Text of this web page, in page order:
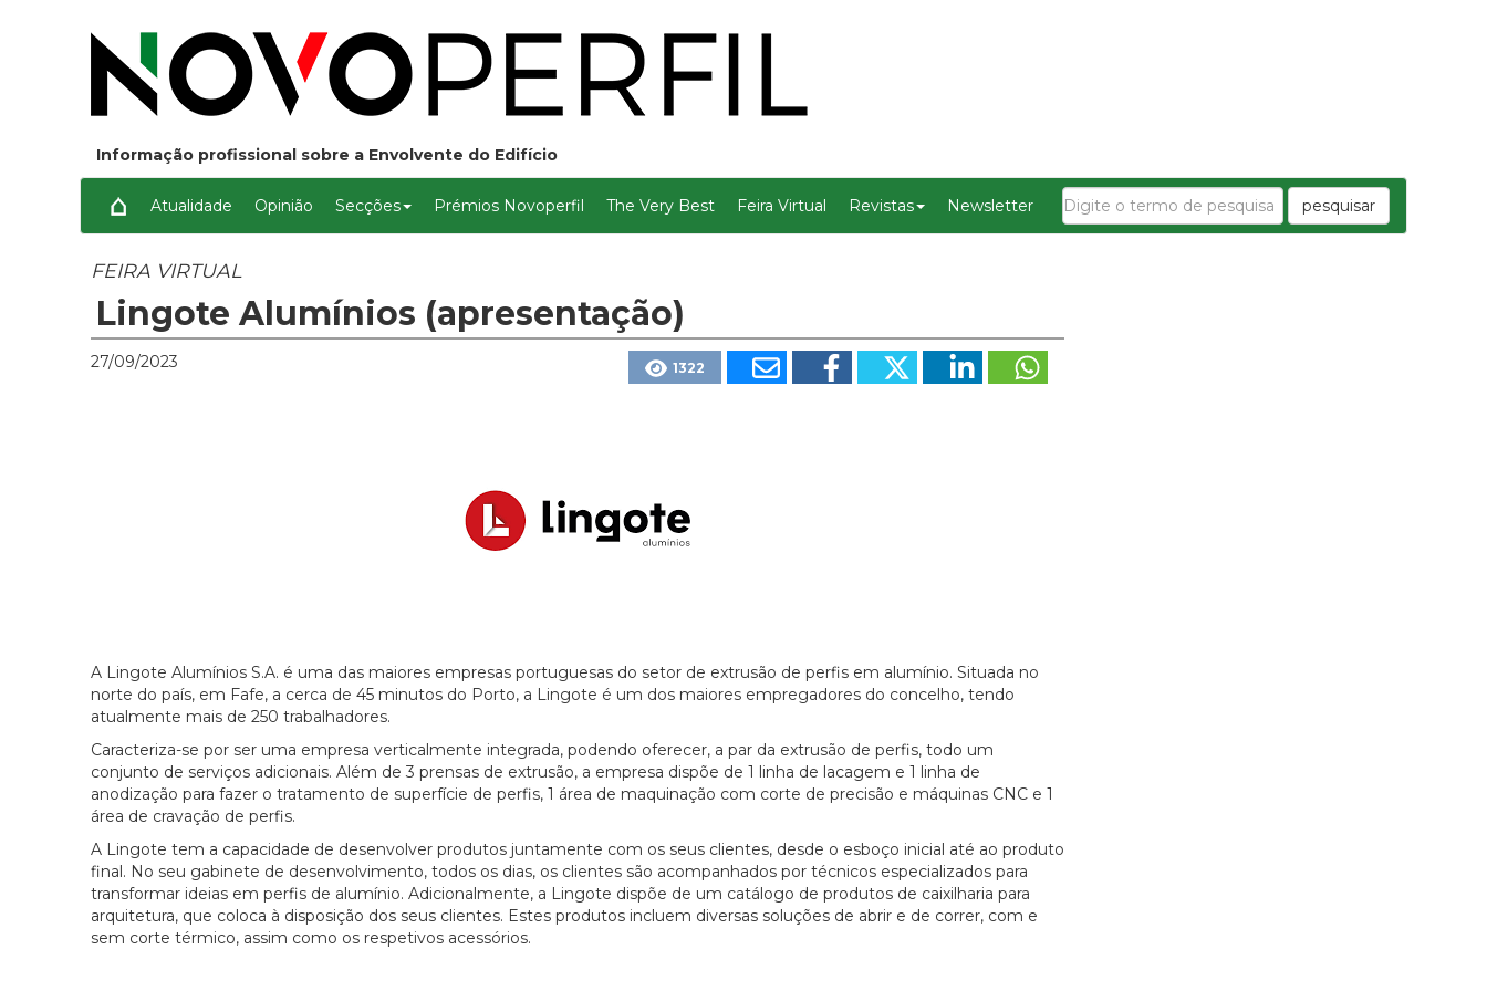
Informação profissional sobre a Envolvente do Edifício
Atualidade Opinião Secções Prémios Novoperfil The Very Best Feira Virtual Revistas Newsletter pesquisar
FEIRA VIRTUAL
Lingote Alumínios (apresentação)
27/09/2023 1322
A Lingote Alumínios S.A. é uma das maiores empresas portuguesas do setor de extrusão de perfis em alumínio. Situada no
norte do país, em Fafe, a cerca de 45 minutos do Porto, a Lingote é um dos maiores empregadores do concelho, tendo
atualmente mais de 250 trabalhadores.
Caracteriza-se por ser uma empresa verticalmente integrada, podendo oferecer, a par da extrusão de perfis, todo um
conjunto de serviços adicionais. Além de 3 prensas de extrusão, a empresa dispõe de 1 linha de lacagem e 1 linha de
anodização para fazer o tratamento de superfície de perfis, 1 área de maquinação com corte de precisão e máquinas CNC e 1
área de cravação de perfis.
A Lingote tem a capacidade de desenvolver produtos juntamente com os seus clientes, desde o esboço inicial até ao produto
final. No seu gabinete de desenvolvimento, todos os dias, os clientes são acompanhados por técnicos especializados para
transformar ideias em perfis de alumínio. Adicionalmente, a Lingote dispõe de um catálogo de produtos de caixilharia para
arquitetura, que coloca à disposição dos seus clientes. Estes produtos incluem diversas soluções de abrir e de correr, com e
sem corte térmico, assim como os respetivos acessórios.